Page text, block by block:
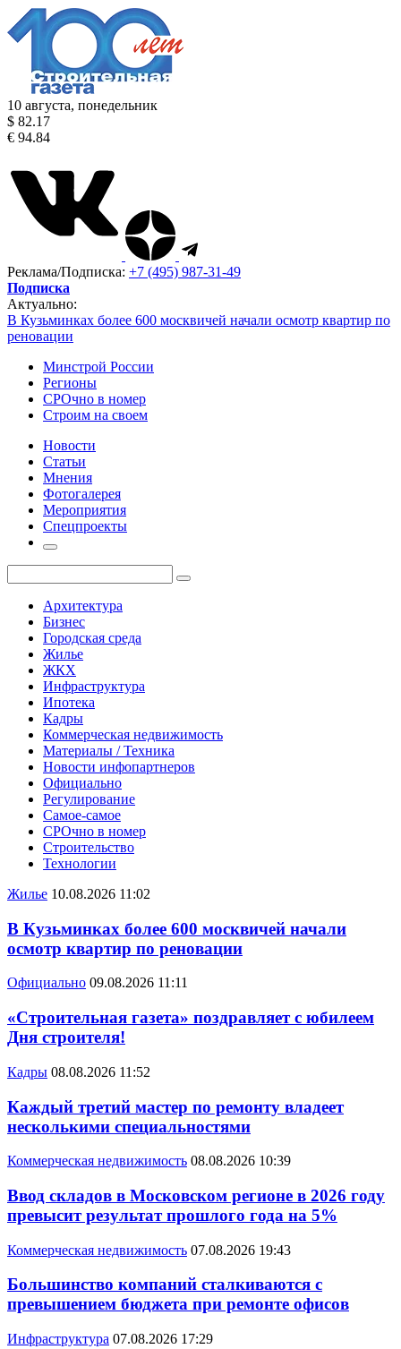
10 августа, понедельник
$ 82.17
€ 94.84
Реклама/Подписка: +7 (495) 987-31-49
Подписка
Актуально:
В Кузьминках более 600 москвичей начали осмотр квартир по
реновации
Минстрой России
Регионы
СРОчно в номер
Строим на своем
Новости
Статьи
Мнения
Фотогалерея
Мероприятия
Спецпроекты
Архитектура
Бизнес
Городская среда
Жилье
ЖКХ
Инфраструктура
Ипотека
Кадры
Коммерческая недвижимость
Материалы / Техника
Новости инфопартнеров
Официально
Регулирование
Самое-самое
СРОчно в номер
Строительство
Технологии
Жилье 10.08.2026 11:02
В Кузьминках более 600 москвичей начали
осмотр квартир по реновации
Официально 09.08.2026 11:11
«Строительная газета» поздравляет с юбилеем
Дня строителя!
Кадры 08.08.2026 11:52
Каждый третий мастер по ремонту владеет
несколькими специальностями
Коммерческая недвижимость 08.08.2026 10:39
Ввод складов в Московском регионе в 2026 году
превысит результат прошлого года на 5%
Коммерческая недвижимость 07.08.2026 19:43
Большинство компаний сталкиваются с
превышением бюджета при ремонте офисов
Инфраструктура 07.08.2026 17:29